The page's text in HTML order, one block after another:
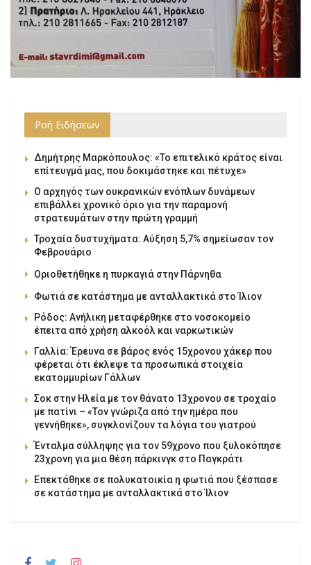
Ροή Ειδήσεων
Δημήτρης Μαρκόπουλος: «Το επιτελικό κράτος είναι
επίτευγμά μας, που δοκιμάστηκε και πέτυχε»
Ο αρχηγός των ουκρανικών ενόπλων δυνάμεων
επιβάλλει χρονικό όριο για την παραμονή
στρατευμάτων στην πρώτη γραμμή
Τροχαία δυστυχήματα: Αύξηση 5,7% σημείωσαν τον
Φεβρουάριο
Οριοθετήθηκε η πυρκαγιά στην Πάρνηθα
Φωτιά σε κατάστημα με ανταλλακτικά στο Ίλιον
Ρόδος: Ανήλικη μεταφέρθηκε στο νοσοκομείο
έπειτα από χρήση αλκοόλ και ναρκωτικών
Γαλλία: Έρευνα σε βάρος ενός 15χρονου χάκερ που
φέρεται ότι έκλεψε τα προσωπικά στοιχεία
εκατομμυρίων Γάλλων
Σοκ στην Ηλεία με τον θάνατο 13χρονου σε τροχαίο
με πατίνι – «Τον γνώριζα από την ημέρα που
γεννήθηκε», συγκλονίζουν τα λόγια του γιατρού
Ένταλμα σύλληψης για τον 59χρονο που ξυλοκόπησε
23χρονη για μια θέση πάρκινγκ στο Παγκράτι
Επεκτάθηκε σε πολυκατοικία η φωτιά που ξέσπασε
σε κατάστημα με ανταλλακτικά στο Ίλιον